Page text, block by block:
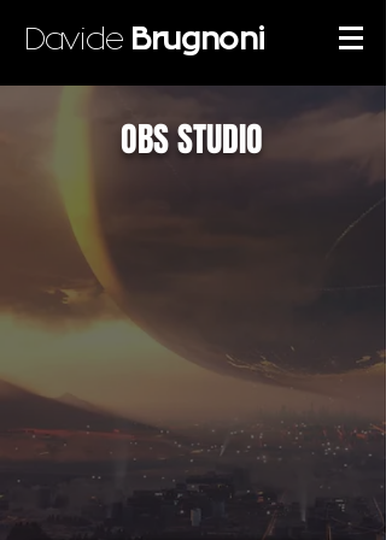
Davide Brugnoni
OBS STUDIO